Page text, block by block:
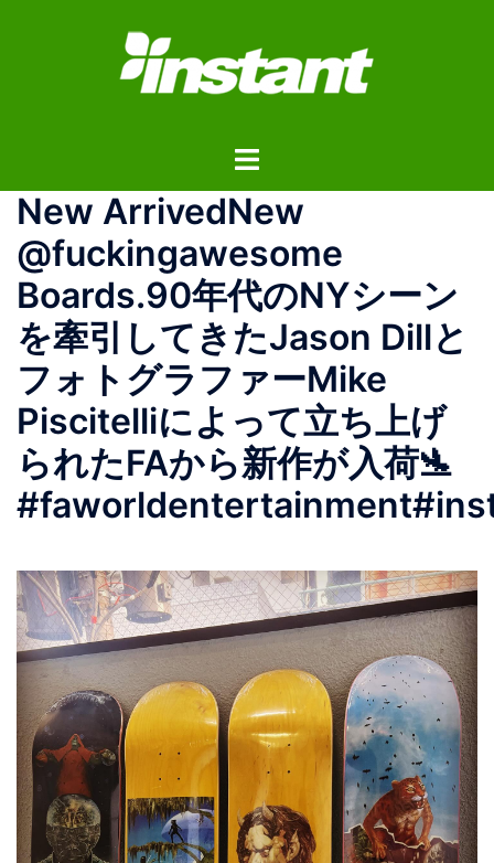
ス
ト
ル
ニ
ュ
ー
New ArrivedNew
@fuckingawesome
Boards.90年代のNYシーン
を牽引してきたJason Dillと
フォトグラファーMike
Piscitelliによって立ち上げ
られたFAから新作が入荷🛬